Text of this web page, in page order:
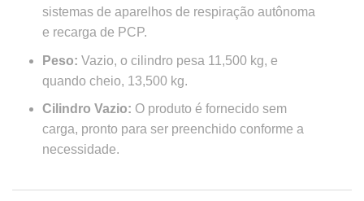
sistemas de aparelhos de respiração autônoma
e recarga de PCP.
Peso: Vazio, o cilindro pesa 11,500 kg, e
quando cheio, 13,500 kg.
Cilindro Vazio: O produto é fornecido sem
carga, pronto para ser preenchido conforme a
necessidade.